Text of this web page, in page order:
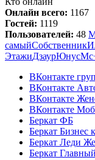
Онлайн всего: 1167
Гостей: 1119
Пользователей: 48
самыйСобственник
ЭтажиДзаурЮнусМс
ВКонтакте
ВКонтакте
ВКонтакте
ВКонтакте
Беркат ФБ
Беркат Бизнес
Беркат Леди
Беркат